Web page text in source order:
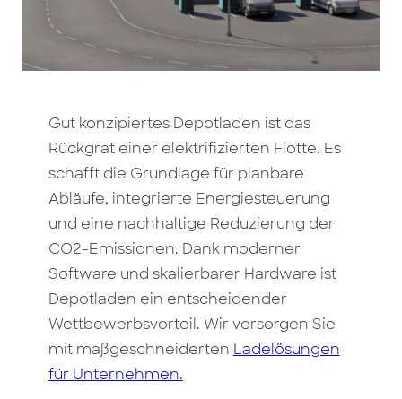
Gut konzipiertes Depotladen ist das
Rückgrat einer elektrifizierten Flotte. Es
schafft die Grundlage für planbare
Abläufe, integrierte Energiesteuerung
und eine nachhaltige Reduzierung der
CO2-Emissionen. Dank moderner
Software und skalierbarer Hardware ist
Depotladen ein entscheidender
Wettbewerbsvorteil. Wir versorgen Sie
mit maßgeschneiderten Ladelösungen
für Unternehmen.